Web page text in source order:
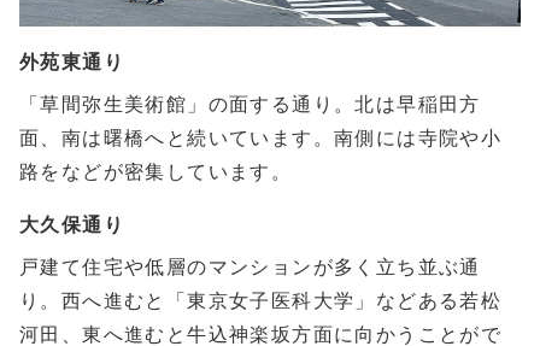
外苑東通り
「草間弥生美術館」の面する通り。北は早稲田方
面、南は曙橋へと続いています。南側には寺院や小
路をなどが密集しています。
大久保通り
戸建て住宅や低層のマンションが多く立ち並ぶ通
り。西へ進むと「東京女子医科大学」などある若松
河田、東へ進むと牛込神楽坂方面に向かうことがで